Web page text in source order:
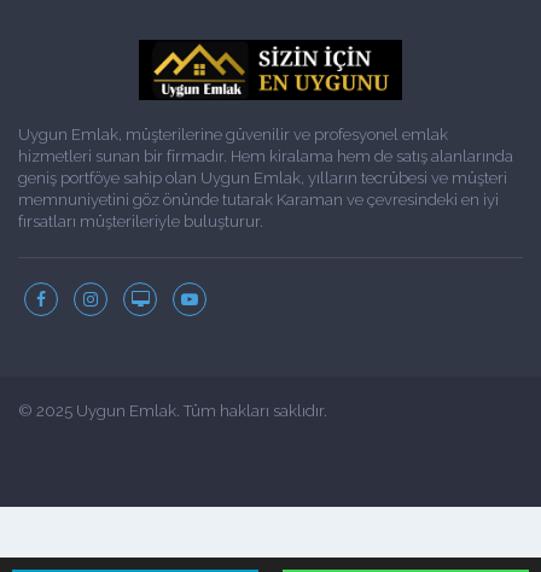
Uygun Emlak, müşterilerine güvenilir ve profesyonel emlak
hizmetleri sunan bir firmadır. Hem kiralama hem de satış alanlarında
geniş portföye sahip olan Uygun Emlak, yılların tecrübesi ve müşteri
memnuniyetini göz önünde tutarak Karaman ve çevresindeki en iyi
fırsatları müşterileriyle buluşturur.
© 2025 Uygun Emlak. Tüm hakları saklıdır.